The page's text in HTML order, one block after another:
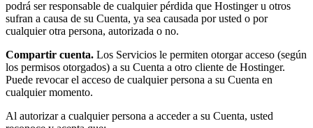
podrá ser responsable de cualquier pérdida que Hostinger u otros
sufran a causa de su Cuenta, ya sea causada por usted o por
cualquier otra persona, autorizada o no.
Compartir cuenta. Los Servicios le permiten otorgar acceso (según
los permisos otorgados) a su Cuenta a otro cliente de Hostinger.
Puede revocar el acceso de cualquier persona a su Cuenta en
cualquier momento.
Al autorizar a cualquier persona a acceder a su Cuenta, usted